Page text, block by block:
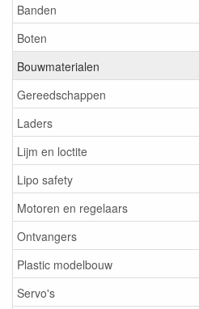
Banden
Boten
Bouwmaterialen
Gereedschappen
Laders
Lijm en loctite
Lipo safety
Motoren en regelaars
Ontvangers
Plastic modelbouw
Servo's